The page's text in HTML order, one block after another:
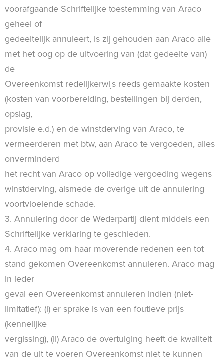
voorafgaande Schriftelijke toestemming van Araco
geheel of
gedeeltelijk annuleert, is zij gehouden aan Araco alle
met het oog op de uitvoering van (dat gedeelte van)
de
Overeenkomst redelijkerwijs reeds gemaakte kosten
(kosten van voorbereiding, bestellingen bij derden,
opslag,
provisie e.d.) en de winstderving van Araco, te
vermeerderen met btw, aan Araco te vergoeden, alles
onverminderd
het recht van Araco op volledige vergoeding wegens
winstderving, alsmede de overige uit de annulering
voortvloeiende schade.
3. Annulering door de Wederpartij dient middels een
Schriftelijke verklaring te geschieden.
4. Araco mag om haar moverende redenen een tot
stand gekomen Overeenkomst annuleren. Araco mag
in ieder
geval een Overeenkomst annuleren indien (niet-
limitatief): (i) er sprake is van een foutieve prijs
(kennelijke
vergissing), (ii) Araco de overtuiging heeft de kwaliteit
van de uit te voeren Overeenkomst niet te kunnen